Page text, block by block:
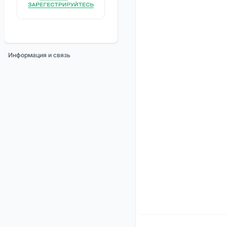
Информация и связь